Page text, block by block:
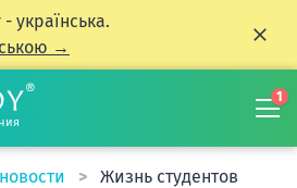
українська.
→
1
Жизнь студентов